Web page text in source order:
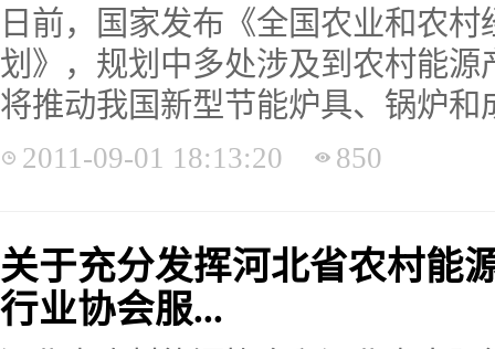
日前，国家发布《全国农业和农
划》，规划中多处涉及到农村能
将推动我国新型节能炉具、锅炉
2011-09-01 18:13:20 850
关于充分发挥河北省农村能
行业协会服...